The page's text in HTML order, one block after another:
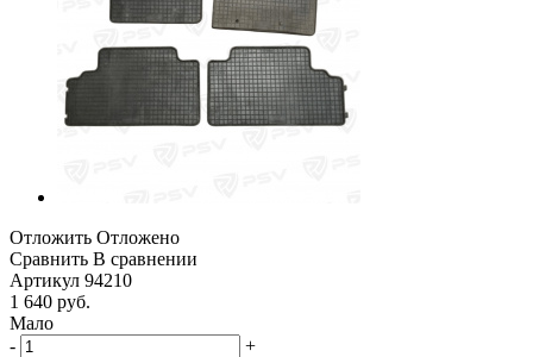
Отложить Отложено
Сравнить В сравнении
Артикул 94210
1 640 руб.
Мало
-
+